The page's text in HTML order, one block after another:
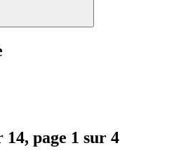
14, page 1 sur 4